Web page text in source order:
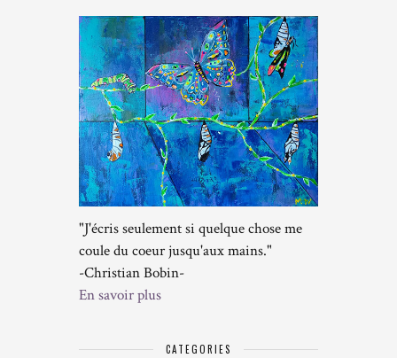
"J'écris seulement si quelque chose me
coule du coeur jusqu'aux mains."
-Christian Bobin-
En savoir plus
CATEGORIES